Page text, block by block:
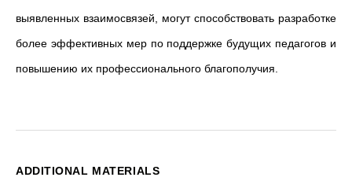
выявленных взаимосвязей, могут способствовать разработке
более эффективных мер по поддержке будущих педагогов и
повышению их профессионального благополучия.
ADDITIONAL MATERIALS